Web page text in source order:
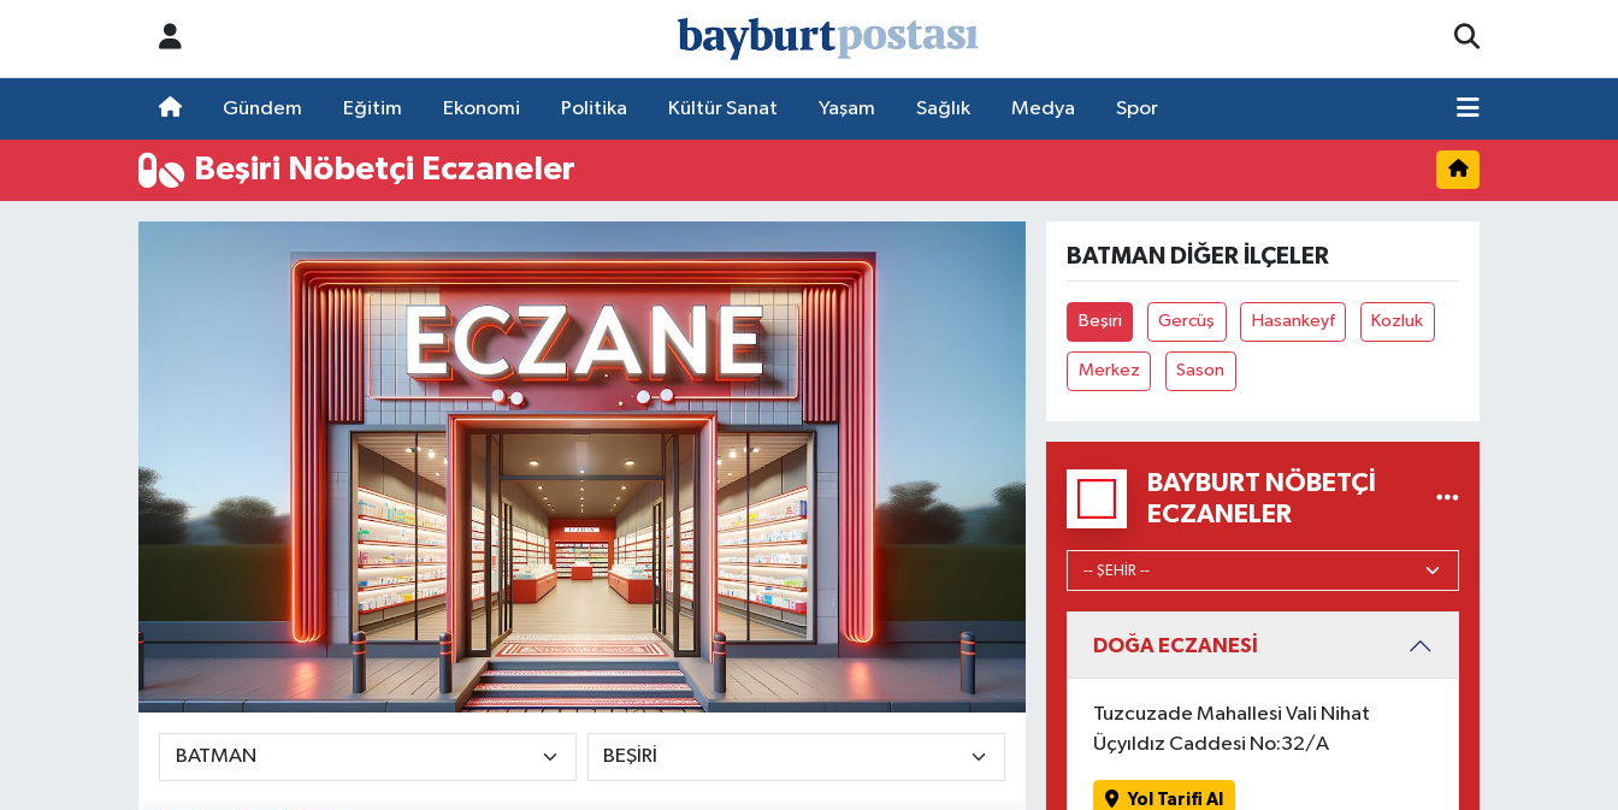
Gündem Eğitim Ekonomi Politika Kültür Sanat Yaşam Sağlık Medya Spor
Beşiri Nöbetçi Eczaneler
BATMAN DIĞER İLÇELER
Beşiri Gercüş Hasankeyf Kozluk
Merkez Sason
BAYBURT NÖBETÇI
ECZANELER
DOĞA ECZANESİ
Tuzcuzade Mahallesi Vali Nihat
Üçyıldız Caddesi No:32/A
Yol Tarifi Al
Hava Durumu
Süper Lig Puan Durumu ve Fikstür
Haber Arşivi